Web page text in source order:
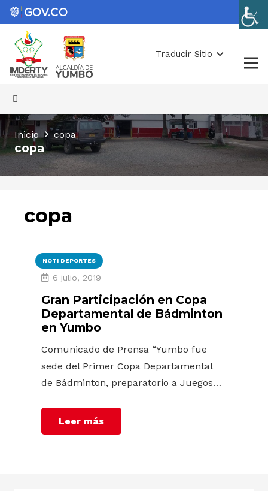
Traducir Sitio
Inicio copa
copa
copa
NOTI DEPORTES
6 julio, 2019
Gran Participación en Copa
Departamental de Bádminton
en Yumbo
Comunicado de Prensa “Yumbo fue
sede del Primer Copa Departamental
de Bádminton, preparatorio a Juegos…
Leer más